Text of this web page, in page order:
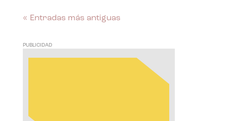
« Entradas más antiguas
PUBLICIDAD